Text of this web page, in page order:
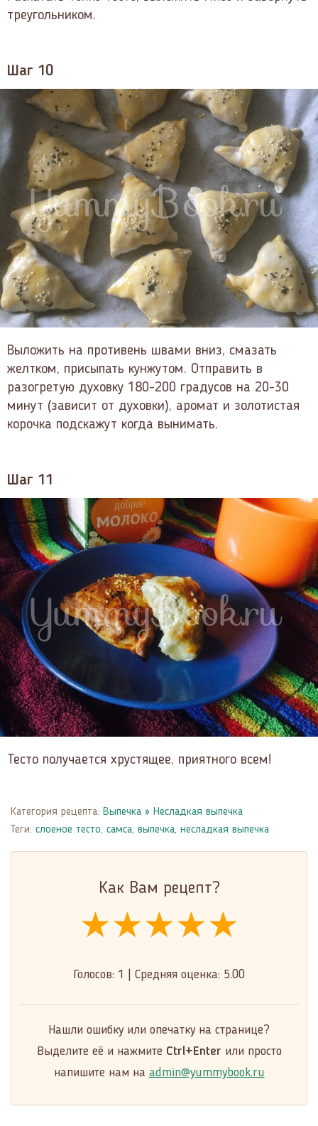
треугольником.
Шаг 10
Выложить на противень швами вниз, смазать
желтком, присыпать кунжутом. Отправить в
разогретую духовку 180-200 градусов на 20-30
минут (зависит от духовки), аромат и золотистая
корочка подскажут когда вынимать.
Шаг 11
Тесто получается хрустящее, приятного всем!
Категория рецепта: Выпечка » Несладкая выпечка
Теги: слоеное тесто, самса, выпечка, несладкая выпечка
Как Вам рецепт?
★★★★★
★★★★★
★★★★★
Голосов: 1 Средняя оценка: 5.00
Нашли ошибку или опечатку на странице?
Выделите её и нажмите Ctrl+Enter или просто
напишите нам на admin@yummybook.ru